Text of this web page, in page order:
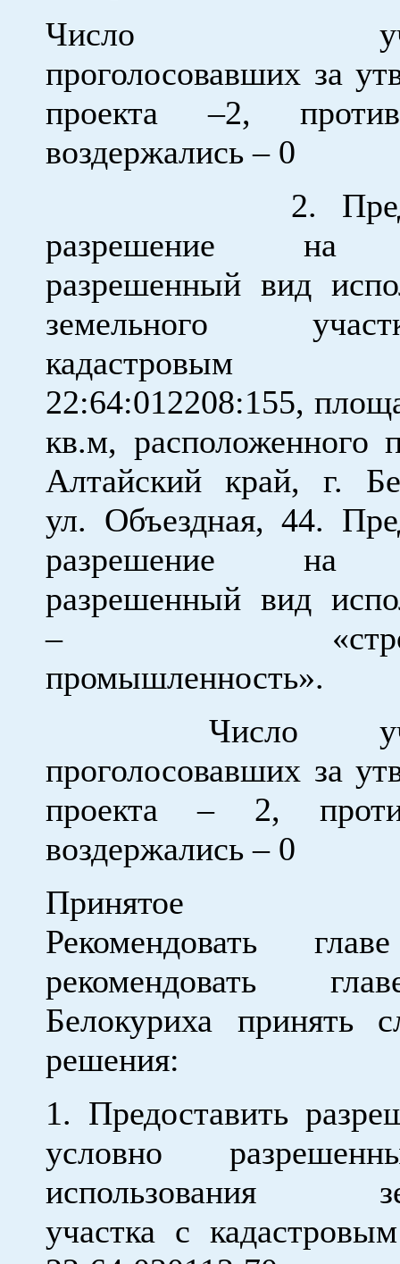
Число
проголосовавших за
проекта –2,
воздержались – 0
2.
разрешение на
разрешенный вид
земельного
кадастровым
22:64:012208:155,
кв.м, расположенного
Алтайский край, г.
ул. Объездная, 44.
разрешение на
разрешенный вид
–
промышленность».
Число
проголосовавших за
проекта – 2,
воздержались – 0
Принятое
Рекомендовать
рекомендовать
Белокуриха принять
решения:
1. Предоставить
условно
использования
участка с